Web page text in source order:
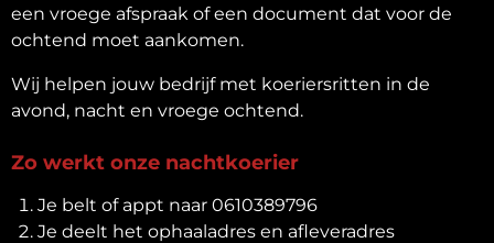
een vroege afspraak of een document dat voor de
ochtend moet aankomen.
Wij helpen jouw bedrijf met koeriersritten in de
avond, nacht en vroege ochtend.
Zo werkt onze nachtkoerier
Je belt of appt naar 0610389796
Je deelt het ophaaladres en afleveradres